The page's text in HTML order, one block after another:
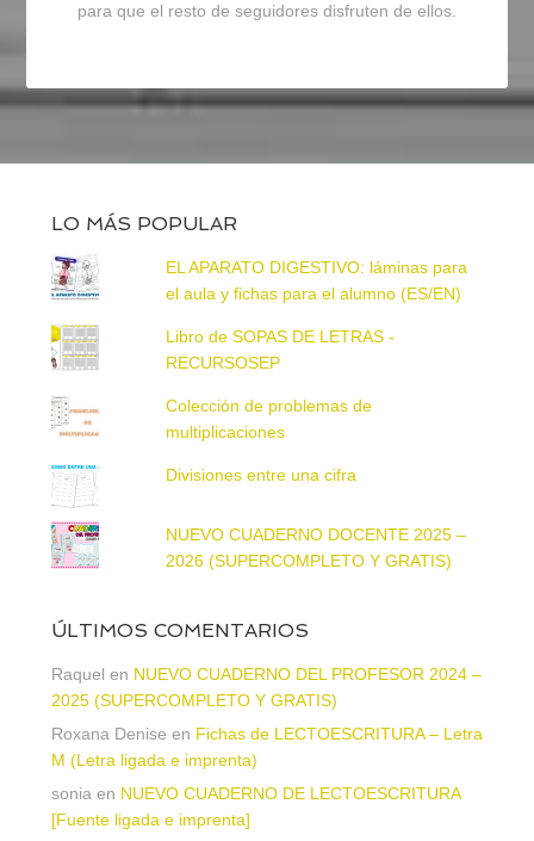
para que el resto de seguidores disfruten de ellos.
LO MÁS POPULAR
EL APARATO DIGESTIVO: láminas para
el aula y fichas para el alumno (ES/EN)
Libro de SOPAS DE LETRAS -
RECURSOSEP
Colección de problemas de
multiplicaciones
Divisiones entre una cifra
NUEVO CUADERNO DOCENTE 2025 –
2026 (SUPERCOMPLETO Y GRATIS)
ÚLTIMOS COMENTARIOS
Raquel en NUEVO CUADERNO DEL PROFESOR 2024 –
2025 (SUPERCOMPLETO Y GRATIS)
Roxana Denise en Fichas de LECTOESCRITURA – Letra
M (Letra ligada e imprenta)
sonia en NUEVO CUADERNO DE LECTOESCRITURA
[Fuente ligada e imprenta]